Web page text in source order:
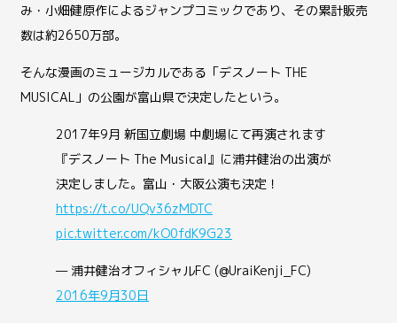
み・小畑健原作によるジャンプコミックであり、その累計販売
数は約2650万部。
そんな漫画のミュージカルである「デスノート THE
MUSICAL」の公園が富山県で決定したという。
2017年9月 新国立劇場 中劇場にて再演されます
『デスノート The Musical』に浦井健治の出演が
決定しました。富山・大阪公演も決定！
https://t.co/UQv36zMDTC
pic.twitter.com/kO0fdK9G23
— 浦井健治オフィシャルFC (@UraiKenji_FC)
2016年9月30日